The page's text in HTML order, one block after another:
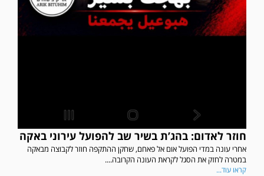
חוזר לאדום: בהג’ת בשיר שב להפועל עירוני באקה
אחרי עונה במדי הפועל אום אל פאחם, שחקן ההתקפה חוזר לקבוצה מבאקה
במטרה לחזק את הסגל לקראת העונה הקרובה....
קראו עוד...